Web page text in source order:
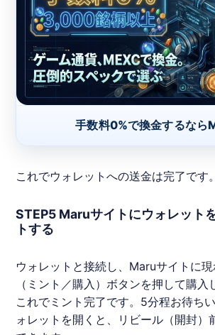
手数料0%で換金するなら
これでウォレットへの送金は完了です。
STEP5 Maruサイトにウォレット
トする
ウォレットと接続し、 Maruサイトに現
（ミント／購入）ボタンを押して購入
これでミント完了です。5分程お待ち
ォレットを開くと、リビール（開封）